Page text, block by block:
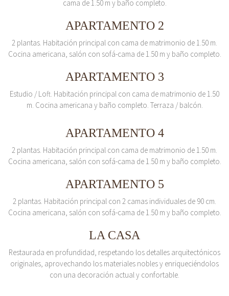
cama de 1.50 m y baño completo.
APARTAMENTO 2
2 plantas. Habitación principal con cama de matrimonio de 1.50 m.
Cocina americana, salón con sofá-cama de 1.50 m y baño completo.
APARTAMENTO 3
Estudio / Loft. Habitación principal con cama de matrimonio de 1.50
m. Cocina americana y baño completo. Terraza / balcón.
APARTAMENTO 4
2 plantas. Habitación principal con cama de matrimonio de 1.50 m.
Cocina americana, salón con sofá-cama de 1.50 m y baño completo.
APARTAMENTO 5
2 plantas. Habitación principal con 2 camas individuales de 90 cm.
Cocina americana, salón con sofá-cama de 1.50 m y baño completo.
LA CASA
Restaurada en profundidad, respetando los detalles arquitectónicos
originales, aprovechando los materiales nobles y enriqueciéndolos
con una decoración actual y confortable.